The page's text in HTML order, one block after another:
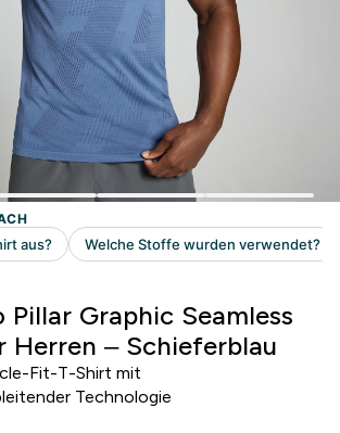
Pillar Graphic Seamless
Herren – Schieferblau
Fit-T-Shirt mit
Technologie